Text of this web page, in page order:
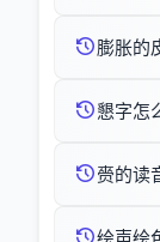
膨胀的
懇字怎
赍的读
绘声绘